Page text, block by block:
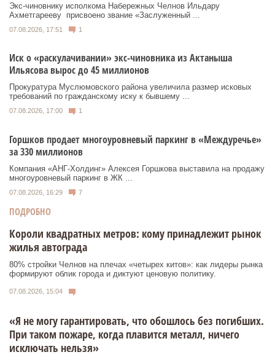
Экс‑чиновнику исполкома Набережных Челнов Ильдару
Ахметгарееву присвоено звание «Заслуженный ...
07.08.2026, 17:51 1
Иск о «раскулачивании» экс-чиновника из Актаныша
Ильясова вырос до 45 миллионов
Прокуратура Муслюмовского района увеличила размер исковых
требований по гражданскому иску к бывшему ...
07.08.2026, 17:00 1
Горшков продает многоуровневый паркинг в «Междуречье»
за 330 миллионов
Компания «АНГ-Холдинг» Алексея Горшкова выставила на продажу
многоуровневый паркинг в ЖК ...
07.08.2026, 16:29 7
ПОДРОБНО
Короли квадратных метров: кому принадлежит рынок
жилья автограда
80% стройки Челнов на плечах «четырех китов»: как лидеры рынка
формируют облик города и диктуют ценовую политику.
07.08.2026, 15:04
«Я не могу гарантировать, что обошлось без погибших.
При таком пожаре, когда плавится металл, ничего
исключать нельзя»